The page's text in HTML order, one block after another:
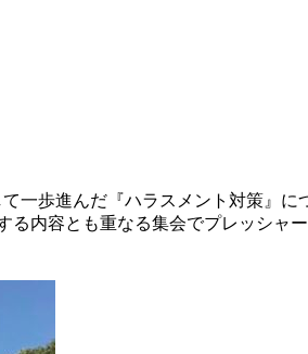
一歩進んだ『ハラスメント対策』
内容とも重なる集会でプレッシャ